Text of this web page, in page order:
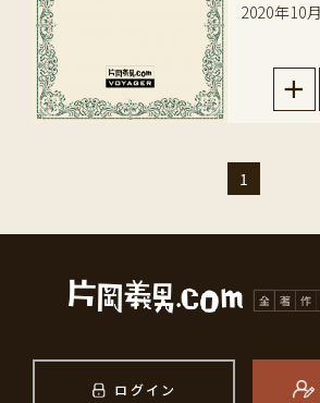
2020年10
1
ログイン